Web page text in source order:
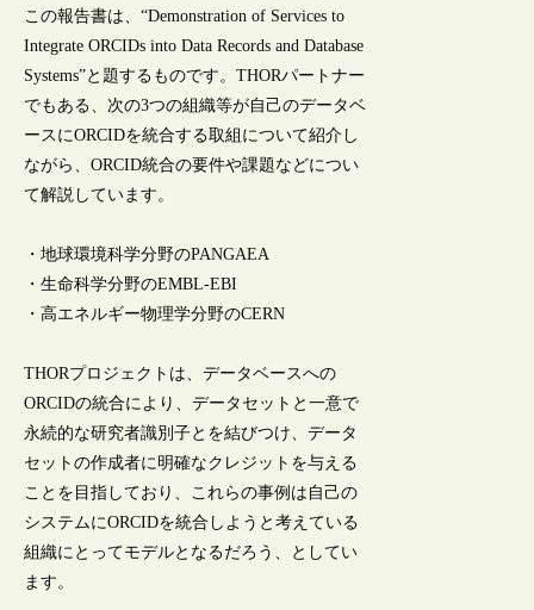
この報告書は、“Demonstration of Services to
Integrate ORCIDs into Data Records and Database
Systems”と題するものです。THORパートナー
でもある、次の3つの組織等が自己のデータベ
ースにORCIDを統合する取組について紹介し
ながら、ORCID統合の要件や課題などについ
て解説しています。
・地球環境科学分野のPANGAEA
・生命科学分野のEMBL-EBI
・高エネルギー物理学分野のCERN
THORプロジェクトは、データベースへの
ORCIDの統合により、データセットと一意で
永続的な研究者識別子とを結びつけ、データ
セットの作成者に明確なクレジットを与える
ことを目指しており、これらの事例は自己の
システムにORCIDを統合しようと考えている
組織にとってモデルとなるだろう、としてい
ます。